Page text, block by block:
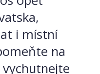
i místní
na
vychutnejte